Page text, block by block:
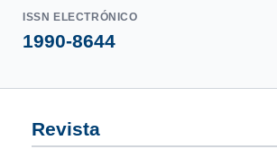
ISSN ELECTRÓNICO
1990-8644
Revista